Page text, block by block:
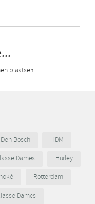
plaatsen.
Den Bosch
HDM
Dames
Hurley
Rotterdam
Dames